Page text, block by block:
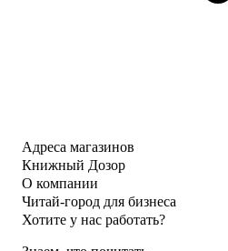
Адреса магазинов
Книжный Дозор
О компании
Читай-город для бизнеса
Хотите у нас работать?